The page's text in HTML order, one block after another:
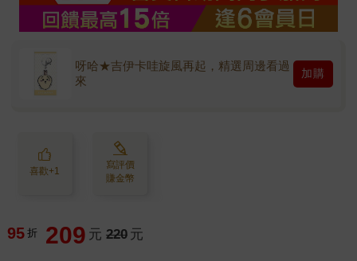
呀哈★吉伊卡哇旋風再起，精選周邊看過
來
加購
喜歡+1
寫評價
賺金幣
95 折 209 元 220 元